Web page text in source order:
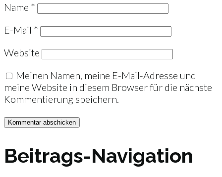
Name *
E-Mail *
Website
Meinen Namen, meine E-Mail-Adresse und
meine Website in diesem Browser für die nächste
Kommentierung speichern.
Beitrags-Navigation